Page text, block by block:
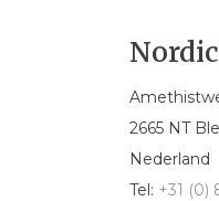
2665 NT
Nederland
Tel: +31 (0)